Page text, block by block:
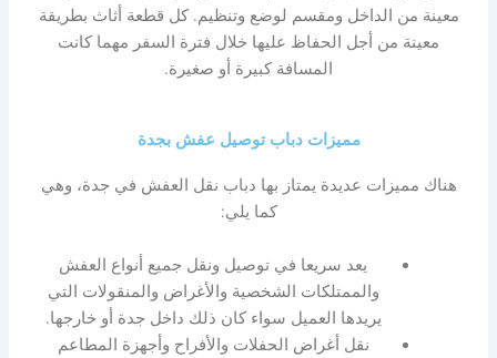
معينة من الداخل ومقسم لوضع وتنظيم. كل قطعة أثاث بطريقة
معينة من أجل الحفاظ عليها خلال فترة السفر مهما كانت
المسافة كبيرة أو صغيرة.
مميزات دباب توصيل عفش بجدة
هناك مميزات عديدة يمتاز بها دباب نقل العفش في جدة، وهي
كما يلي:
يعد سريعا في توصيل ونقل جميع أنواع العفش
والممتلكات الشخصية والأغراض والمنقولات التي
يريدها العميل سواء كان ذلك داخل جدة أو خارجها.
نقل أغراض الحفلات والأفراح وأجهزة المطاعم